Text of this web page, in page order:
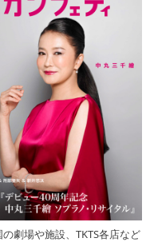
劇場や施設、TKTS各店など